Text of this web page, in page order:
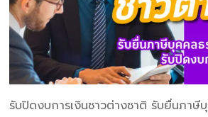
รับปิดงบการเงินชาวต่างชาติ รับยื่นภาษีบุ